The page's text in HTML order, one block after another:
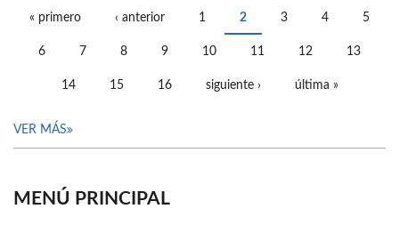
« primero ‹ anterior 1 2 3 4 5
6 7 8 9 10 11 12 13
14 15 16 siguiente › última »
VER MÁS
MENÚ PRINCIPAL